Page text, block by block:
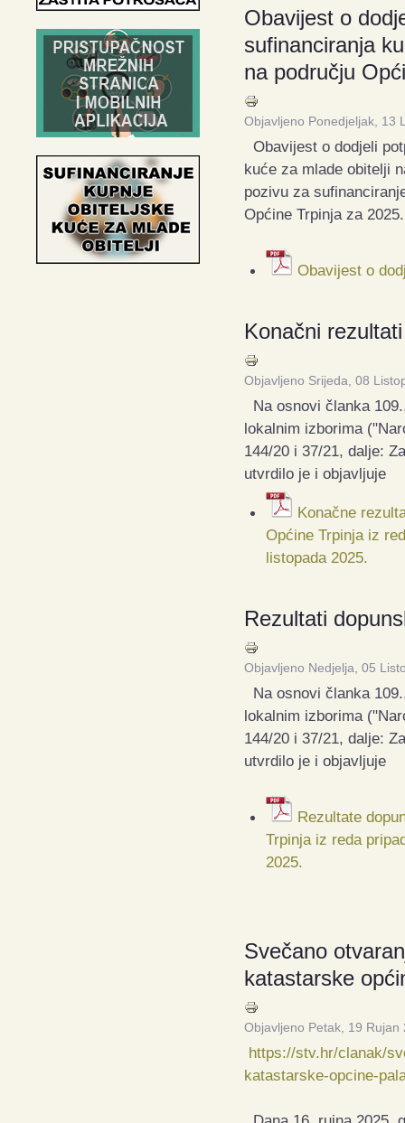
Obavijest o
sufinanciranja
na području
Objavljeno Ponedjeljak, 13
Obavijest o dodjeli
kuće za mlade obitelji
pozivu za
Općine Trpinja za
Obavijest o
Konačni
Objavljeno Srijeda, 08
Na osnovi članka
lokalnim izborima
144/20 i 37/21, dalje:
utvrdilo je i objavljuje
Konačne
Općine Trpinja iz
listopada 2025.
Rezultati
Objavljeno Nedjelja, 05
Na osnovi članka
lokalnim izborima
144/20 i 37/21, dalje:
utvrdilo je i objavljuje
Rezultate
Trpinja iz reda
2025.
Svečano
katastarske
Objavljeno Petak, 19 Rujan
https://stv.hr/clanak/
katastarske-opcine-